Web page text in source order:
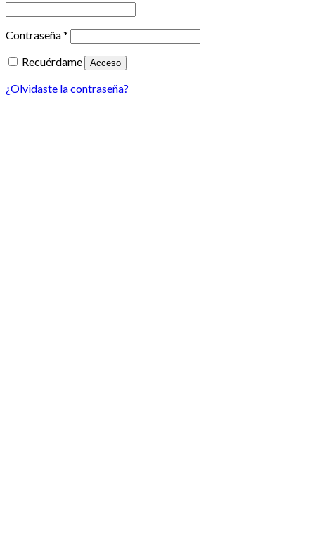
Contraseña*
Recuérdame
Acceso
¿Olvidaste la contraseña?